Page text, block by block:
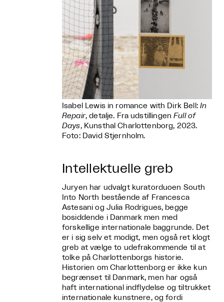
Isabel Lewis in romance with Dirk Bell: In
Repair, detalje. Fra udstillingenFull of
Days, Kunsthal Charlottenborg, 2023.
Foto: David Stjernholm.
Intellektuelle greb
Juryen har udvalgt kuratorduoen South
Into North bestående af Francesca
Astesani og Julia Rodrigues, begge
bosiddende i Danmark men med
forskellige internationale baggrunde. Det
er i sig selv et modigt, men også ret klogt
greb at vælge to udefrakommende til at
tolke på Charlottenborgs historie.
Historien om Charlottenborg er ikke kun
begrænset til Danmark, men har også
haft international indflydelse og tiltrukket
internationale kunstnere, og fordi